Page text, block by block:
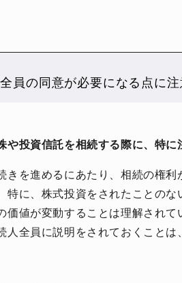
人生と暮らしを豊かに楽しむ上質な体験。
員の同意が必要になる点に注
投資信託を相続する際に、特に
きを進めるにあたり、相続の権
特に、株式投資をされたことの
価値が変動することは理解され
人全員に説明をされておくことは